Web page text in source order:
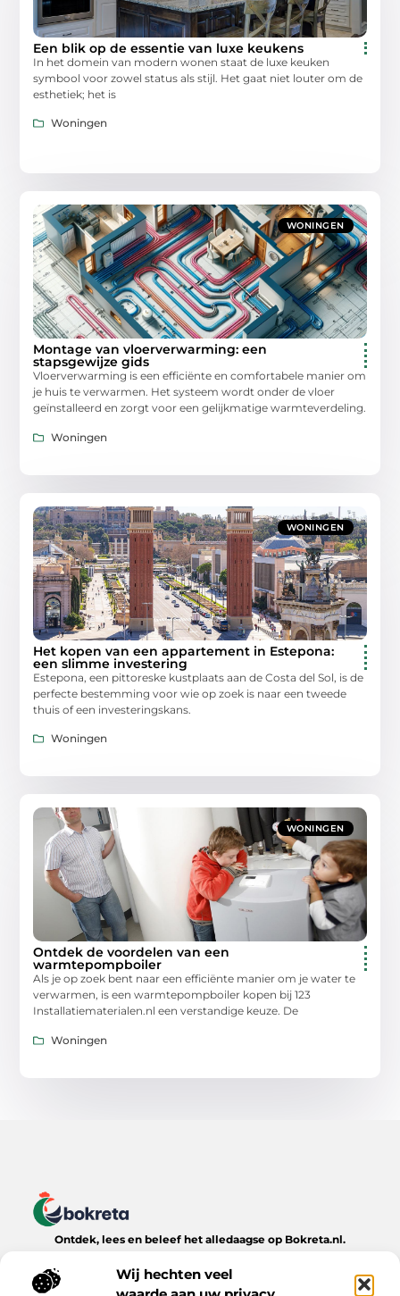
Wij hechten veel
Een blik op de essentie van luxe keukens
In het domein van modern wonen staat de luxe keuken
symbool voor zowel status als stijl. Het gaat niet louter om de
esthetiek; het is
Woningen
WONINGEN
Montage van vloerverwarming: een
stapsgewijze gids
Vloerverwarming is een efficiënte en comfortabele manier om
je huis te verwarmen. Het systeem wordt onder de vloer
geïnstalleerd en zorgt voor een gelijkmatige warmteverdeling.
Woningen
WONINGEN
Het kopen van een appartement in Estepona:
een slimme investering
Estepona, een pittoreske kustplaats aan de Costa del Sol, is de
perfecte bestemming voor wie op zoek is naar een tweede
thuis of een investeringskans.
Woningen
WONINGEN
Ontdek de voordelen van een
warmtepompboiler
Als je op zoek bent naar een efficiënte manier om je water te
verwarmen, is een warmtepompboiler kopen bij 123
Installatiematerialen.nl een verstandige keuze. De
Woningen
Ontdek, lees en beleef het alledaagse op Bokreta.nl.
boeiende verhalen over het dagelijks leven.